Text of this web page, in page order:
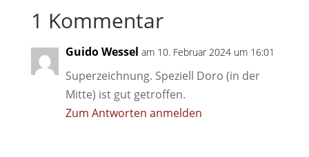
1 Kommentar
Guido Wessel am 10. Februar 2024 um 16:01
Superzeichnung. Speziell Doro (in der
Mitte) ist gut getroffen.
Zum Antworten anmelden